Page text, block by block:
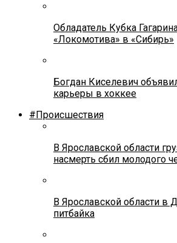
Обладатель Кубка
«Локомотива» в «Сибирь»
Богдан Киселевич
карьеры в хоккее
#Происшествия
В Ярославской области
насмерть сбил молодого
В Ярославской области в
питбайка